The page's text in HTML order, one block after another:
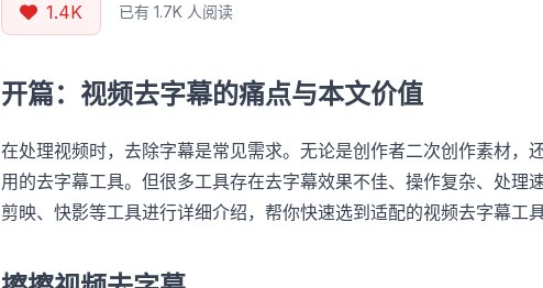
1.4K 已有 1.7K 人阅读
开篇：视频去字幕的痛点与本文价值
在处理视频时，去除字幕是常见需求。无论是创作者二次创作素材，
用的去字幕工具。但很多工具存在去字幕效果不佳、操作复杂、处理
剪映、快影等工具进行详细介绍，帮你快速选到适配的视频去字幕工具